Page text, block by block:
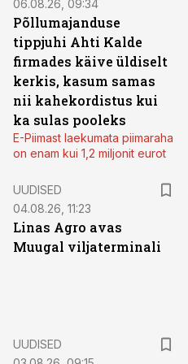
06.08.26, 09:34
Põllumajanduse
tippjuhi Ahti Kalde
firmades käive üldiselt
kerkis, kasum samas
nii kahekordistus kui
ka sulas pooleks
E-Piimast laekumata piimaraha
on enam kui 1,2 miljonit eurot
UUDISED
04.08.26, 11:23
Linas Agro avas
Muugal viljaterminali
UUDISED